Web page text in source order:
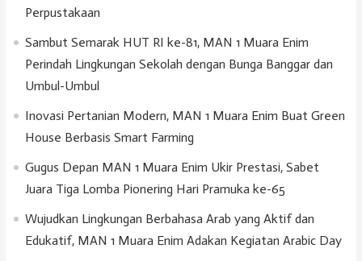
Perpustakaan
Sambut Semarak HUT RI ke-81, MAN 1 Muara Enim
Perindah Lingkungan Sekolah dengan Bunga Banggar dan
Umbul-Umbul
Inovasi Pertanian Modern, MAN 1 Muara Enim Buat Green
House Berbasis Smart Farming
Gugus Depan MAN 1 Muara Enim Ukir Prestasi, Sabet
Juara Tiga Lomba Pionering Hari Pramuka ke-65
Wujudkan Lingkungan Berbahasa Arab yang Aktif dan
Edukatif, MAN 1 Muara Enim Adakan Kegiatan Arabic Day